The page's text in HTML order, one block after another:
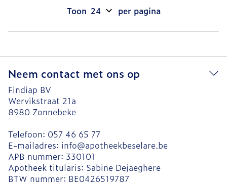
Toon per pagina
Neem contact met ons op
Findiap BV
Wervikstraat 21a
8980 Zonnebeke
Telefoon: 057 46 65 77
E-mailadres: info@apotheekbeselare.be
APB nummer: 330101
Apotheek titularis: Sabine Dejaeghere
BTW nummer: BE0426519787